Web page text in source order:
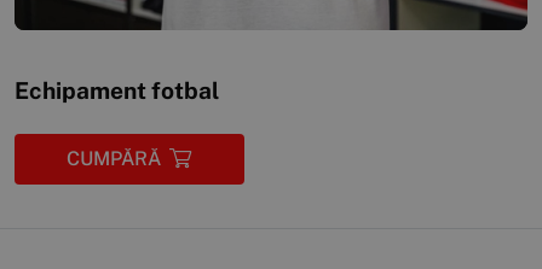
Echipament fotbal
CUMPĂRĂ